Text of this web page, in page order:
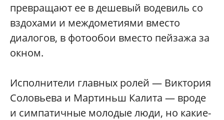
превращают ее в дешевый водевиль со
вздохами и междометиями вместо
диалогов, в фотообои вместо пейзажа за
окном.
Исполнители главных ролей — Виктория
Соловьева и Мартиньш Калита — вроде
и симпатичные молодые люди, но какие-